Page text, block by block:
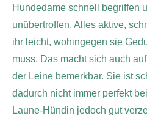
Hundedame schnell begriffen
unübertroffen. Alles aktive,
ihr leicht, wohingegen sie
muss. Das macht sich auch
der Leine bemerkbar. Sie ist
dadurch nicht immer perfekt
Laune-Hündin jedoch gut